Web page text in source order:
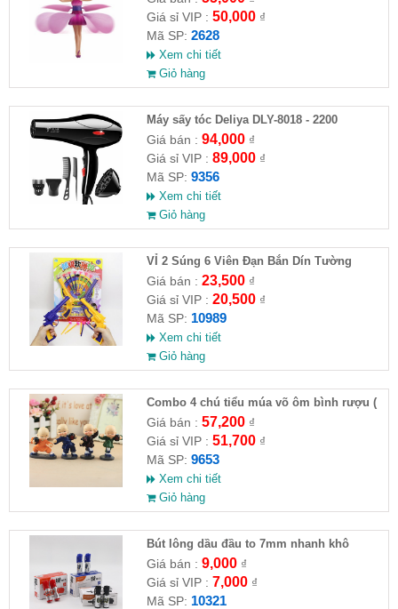
Giá sỉ VIP : 50,000₫
Mã SP: 2628
Xem chi tiết
Giỏ hàng
Máy sấy tóc Deliya DLY-8018 - 2200
Giá bán : 94,000₫
Giá sỉ VIP : 89,000₫
Mã SP: 9356
Xem chi tiết
Giỏ hàng
VỈ 2 Súng 6 Viên Đạn Bắn Dín Tường
Giá bán : 23,500₫
Giá sỉ VIP : 20,500₫
Mã SP: 10989
Xem chi tiết
Giỏ hàng
Combo 4 chú tiểu múa võ ôm bình rượu (
HĐ )
Giá bán : 57,200₫
Giá sỉ VIP : 51,700₫
Mã SP: 9653
Xem chi tiết
Giỏ hàng
Bút lông dầu đầu to 7mm nhanh khô
Giá bán : 9,000₫
Giá sỉ VIP : 7,000₫
Mã SP: 10321